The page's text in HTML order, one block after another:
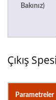
Bakınız)
Çıkış
Parametreler